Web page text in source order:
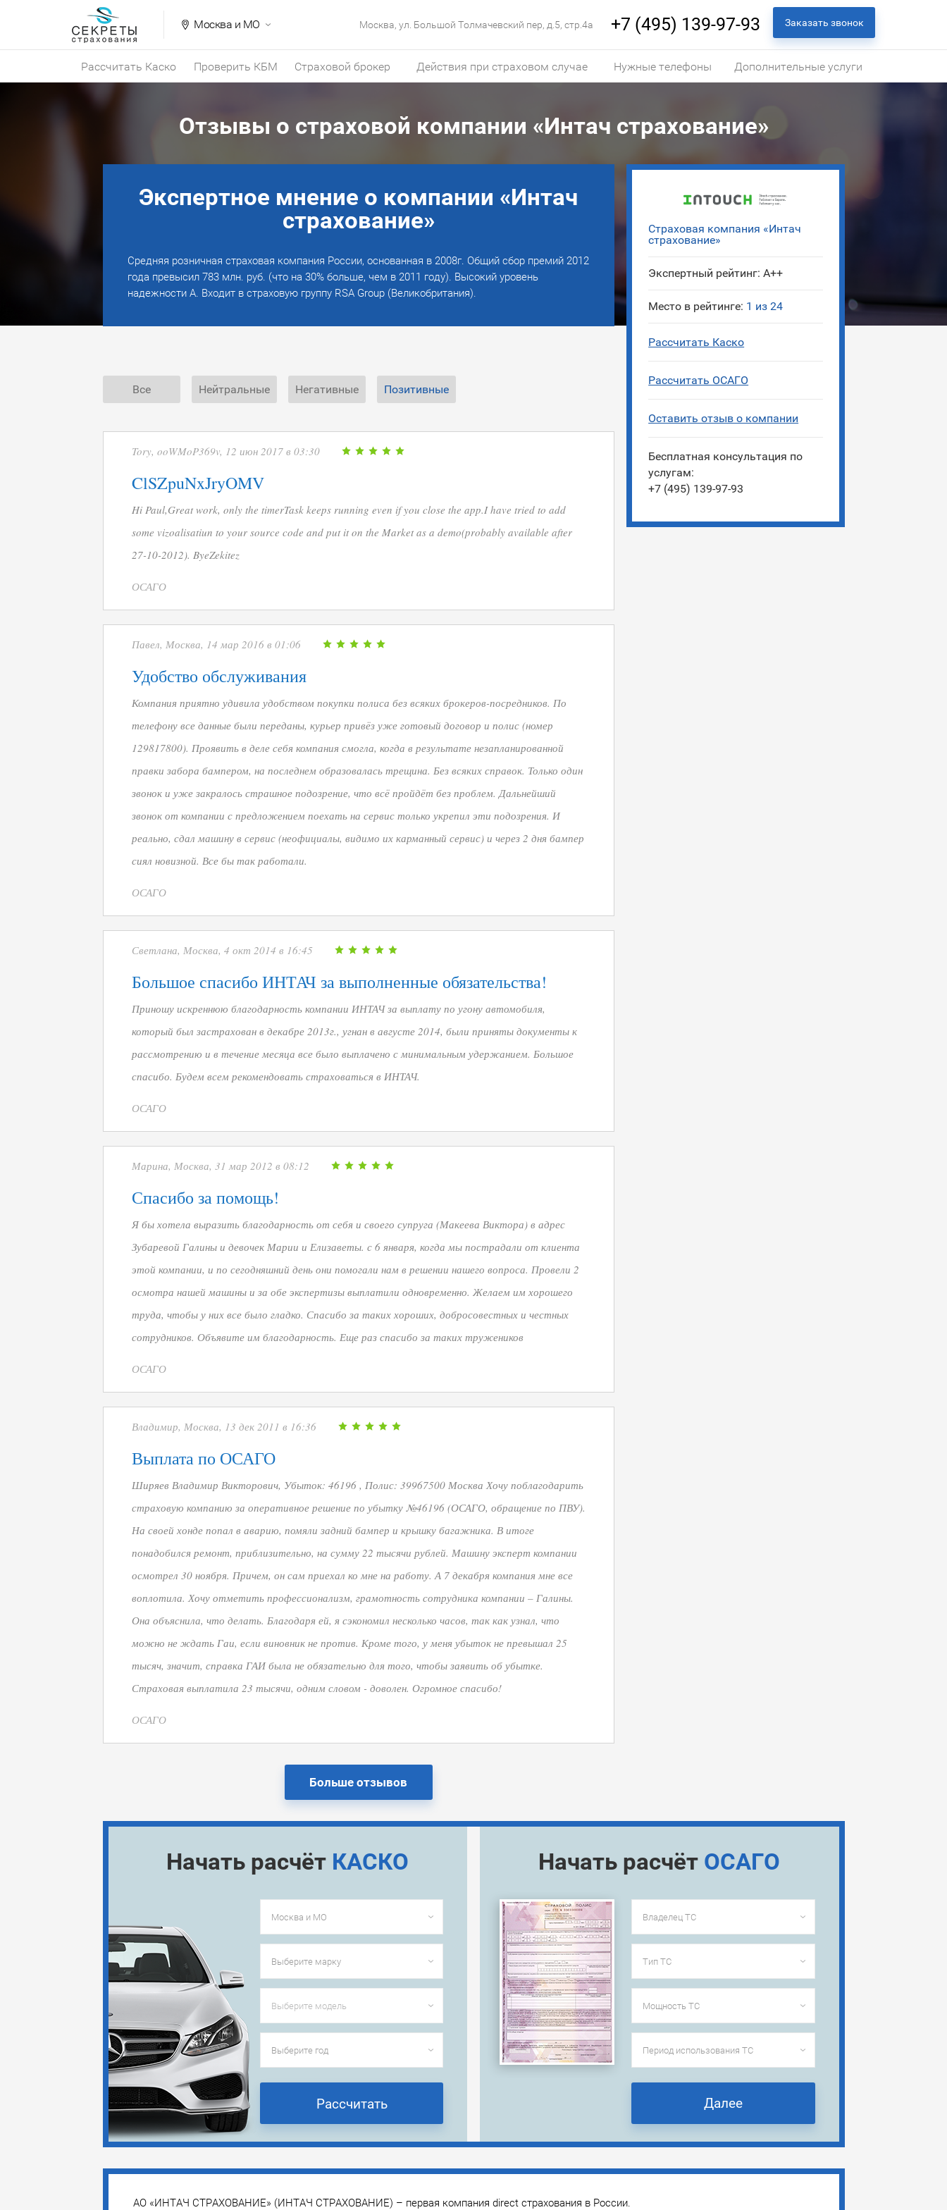
Москва и МО Москва, ул. Большой Толмачевский пер, д.5, стр.4а +7 (495) 139-97-93 Заказать звонок
Рассчитать Каско Проверить КБМ Страховой брокер Действия при страховом случае Нужные телефоны Дополнительные услуги
Отзывы о страховой компании «Интач страхование»
Страховая компания «Интач
страхование»
Экспертный рейтинг: A++
Место в рейтинге: 1 из 24
Рассчитать Каско
Рассчитать ОСАГО
Оставить отзыв о компании
Бесплатная консультация по
услугам:
+7 (495) 139-97-93
Экспертное мнение о компании «Интач
страхование»
Средняя розничная страховая компания России, основанная в 2008г. Общий сбор премий 2012
года превысил 783 млн. руб. (что на 30% больше, чем в 2011 году). Высокий уровень
надежности А. Входит в страховую группу RSA Group (Великобритания).
Все Нейтральные Негативные Позитивные
Tory, ooWMoP369v, 12 июн 2017 в 03:30
ClSZpuNxJryOMV
Hi Paul,Great work, only the timerTask keeps running even if you close the app.I have tried to add
some vizoalisatiun to your source code and put it on the Market as a demo(probably available after
27-10-2012). ByeZekitez
ОСАГО
Павел, Москва, 14 мар 2016 в 01:06
Удобство обслуживания
Компания приятно удивила удобством покупки полиса без всяких брокеров-посредников. По
телефону все данные были переданы, курьер привёз уже готовый договор и полис (номер
129817800). Проявить в деле себя компания смогла, когда в результате незапланированной
правки забора бампером, на последнем образовалась трещина. Без всяких справок. Только один
звонок и уже закралось страшное подозрение, что всё пройдёт без проблем. Дальнейший
звонок от компании с предложением поехать на сервис только укрепил эти подозрения. И
реально, сдал машину в сервис (неофициалы, видимо их карманный сервис) и через 2 дня бампер
сиял новизной. Все бы так работали.
ОСАГО
Светлана, Москва, 4 окт 2014 в 16:45
Большое спасибо ИНТАЧ за выполненные обязательства!
Приношу искреннюю благодарность компании ИНТАЧ за выплату по угону автомобиля,
который был застрахован в декабре 2013г., угнан в августе 2014, были приняты документы к
рассмотрению и в течение месяца все было выплачено с минимальным удержанием. Большое
спасибо. Будем всем рекомендовать страховаться в ИНТАЧ.
ОСАГО
Марина, Москва, 31 мар 2012 в 08:12
Спасибо за помощь!
Я бы хотела выразить благодарность от себя и своего супруга (Макеева Виктора) в адрес
Зубаревой Галины и девочек Марии и Елизаветы. с 6 января, когда мы пострадали от клиента
этой компании, и по сегодняшний день они помогали нам в решении нашего вопроса. Провели 2
осмотра нашей машины и за обе экспертизы выплатили одновременно. Желаем им хорошего
труда, чтобы у них все было гладко. Спасибо за таких хороших, добросовестных и честных
сотрудников. Объявите им благодарность. Еще раз спасибо за таких тружеников
ОСАГО
Владимир, Москва, 13 дек 2011 в 16:36
Выплата по ОСАГО
Ширяев Владимир Викторович, Убыток: 46196 , Полис: 39967500 Москва Хочу поблагодарить
страховую компанию за оперативное решение по убытку №46196 (ОСАГО, обращение по ПВУ).
На своей хонде попал в аварию, помяли задний бампер и крышку багажника. В итоге
понадобился ремонт, приблизительно, на сумму 22 тысячи рублей. Машину эксперт компании
осмотрел 30 ноября. Причем, он сам приехал ко мне на работу. А 7 декабря компания мне все
воплотила. Хочу отметить профессионализм, грамотность сотрудника компании – Галины.
Она объяснила, что делать. Благодаря ей, я сэкономил несколько часов, так как узнал, что
можно не ждать Гаи, если виновник не против. Кроме того, у меня убыток не превышал 25
тысяч, значит, справка ГАИ была не обязательно для того, чтобы заявить об убытке.
Страховая выплатила 23 тысячи, одним словом - доволен. Огромное спасибо!
ОСАГО
Больше отзывов
Начать расчёт КАСКО Начать расчёт ОСАГО
Далее
АО «ИНТАЧ СТРАХОВАНИЕ» (ИНТАЧ СТРАХОВАНИЕ) – первая компания direct страхования в России.